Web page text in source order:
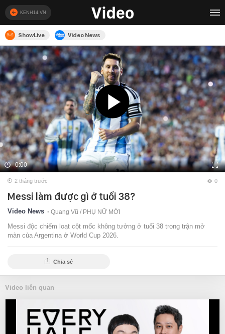
KENH14.VN
ShowLive Video News
0:00
2 tháng trước 0
Messi làm được gì ở tuổi 38?
Video News Quang Vũ / PHỤ NỮ MỚI
Messi độc chiếm loạt cột mốc không tưởng ở tuổi 38 trong trận mở
màn của Argentina ở World Cup 2026.
Chia sẻ
Video liên quan